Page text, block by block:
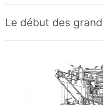
Le début des